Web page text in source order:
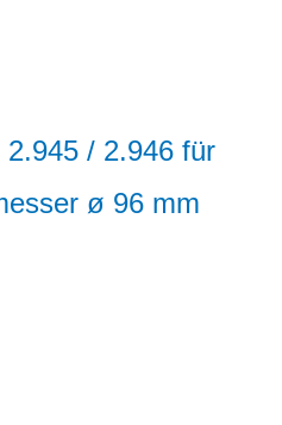
/ 2.946 für
ø 96 mm